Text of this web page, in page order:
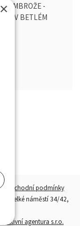
AMBROŽE -
BETLÉM
Obchodní podmínky
Velké náměstí 34/42,
kreativní agentura s.r.o.
×